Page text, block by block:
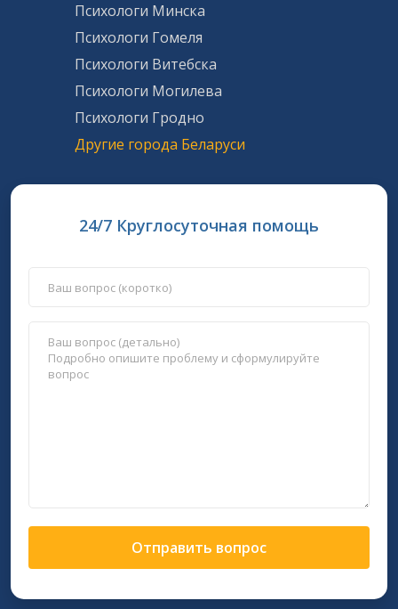
Психологи Минска
Психологи Гомеля
Психологи Витебска
Психологи Могилева
Психологи Гродно
Другие города Беларуси
24/7 Круглосуточная помощь
Отправить вопрос